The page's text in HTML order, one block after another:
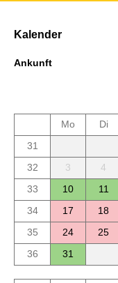
Kalender
Ankunft
Mo
Di
31
32
3 4
33
10 11
34
17 18
35
24 25
36
31